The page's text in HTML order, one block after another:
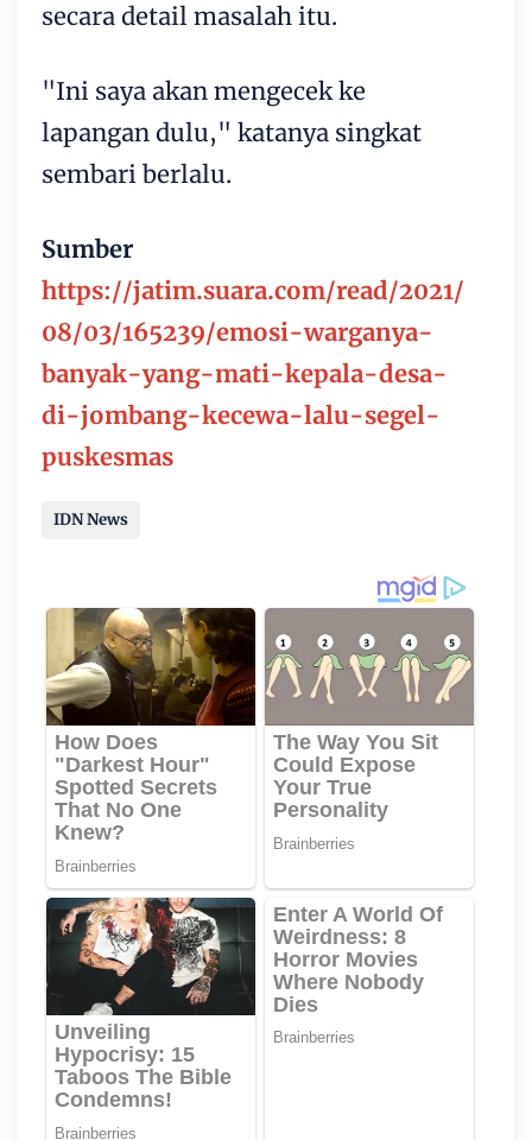
secara detail masalah itu.
"Ini saya akan mengecek ke
lapangan dulu," katanya singkat
sembari berlalu.
Sumber
https://jatim.suara.com/read/2021/
08/03/165239/emosi-warganya-
banyak-yang-mati-kepala-desa-
di-jombang-kecewa-lalu-segel-
puskesmas
IDN News